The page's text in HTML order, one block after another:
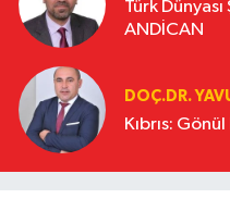
Türk
ANDİCAN
DOÇ.DR.
Kıbrıs: